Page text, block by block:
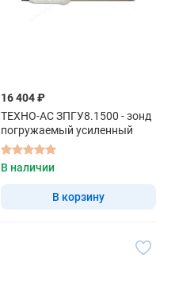
16 404 ₽
ТЕХНО-АС ЗПГУ8.1500 - зонд
погружаемый усиленный
В наличии
В корзину